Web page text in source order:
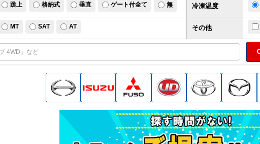
跳上 格納式 垂直 ゲート付全て 無 冷凍温度
MT SAT AT その他